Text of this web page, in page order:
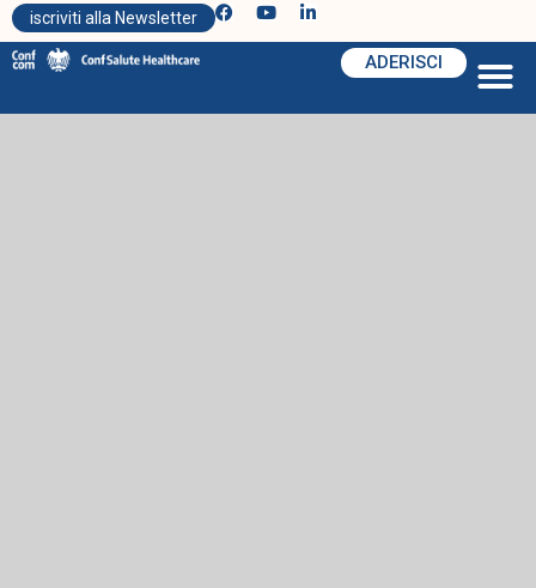
iscriviti alla Newsletter
ADERISCI